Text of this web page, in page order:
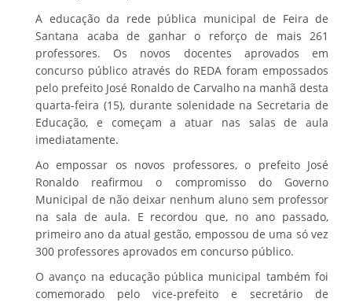
A educação da rede pública municipal de Feira de
Santana acaba de ganhar o reforço de mais 261
professores. Os novos docentes aprovados em
concurso público através do REDA foram empossados
pelo prefeito José Ronaldo de Carvalho na manhã desta
quarta-feira (15), durante solenidade na Secretaria de
Educação, e começam a atuar nas salas de aula
imediatamente.
Ao empossar os novos professores, o prefeito José
Ronaldo reafirmou o compromisso do Governo
Municipal de não deixar nenhum aluno sem professor
na sala de aula. E recordou que, no ano passado,
primeiro ano da atual gestão, empossou de uma só vez
300 professores aprovados em concurso público.
O avanço na educação pública municipal também foi
comemorado pelo vice-prefeito e secretário de